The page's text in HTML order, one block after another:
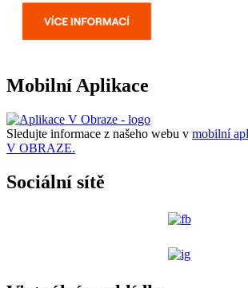
Mobilní Aplikace
Sledujte informace z našeho webu v mobilní
V OBRAZE.
Sociální sítě